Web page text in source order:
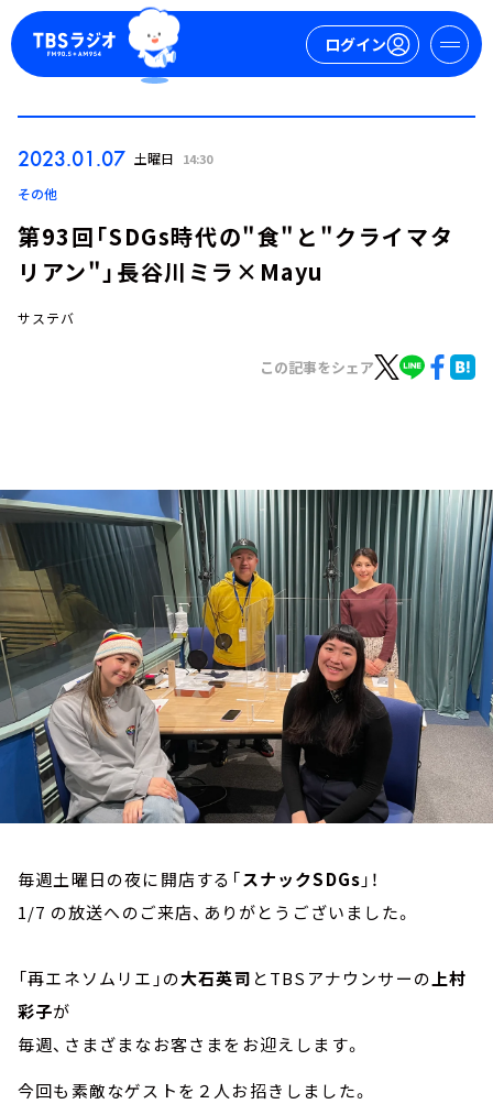
ログイン
お知らせ
イベント・グッズ
YouTube
会社情報
2023.01.07 土曜日 14:30
その他
第93回「SDGs時代の"食"と"クライマタ
リアン"」長谷川ミラ×Mayu
サステバ
この記事をシェア
毎週土曜日の夜に開店する「スナックSDGs 」！
1/7 の放送へのご来店、ありがとうございました。
「再エネソムリエ」の大石英司 とTBSアナウンサーの上村
彩子が
毎週、さまざまなお客さまをお迎えします。
今回も素敵なゲストを２人お招きしました。